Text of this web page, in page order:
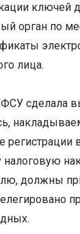
ключей
орган по
лица.
сделала
регистрации
налоговую
должны